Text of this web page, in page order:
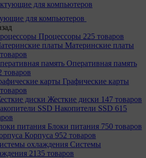
для компьютеров
Процессоры 225 товаров
Материнcкие платы
Оперативная память
товаров
Графические карты
Жесткие диски 147 товаров
Накопители SSD 615
Блоки питания 750 товаров
Корпуса 952 товаров
Системы
2135 товаров